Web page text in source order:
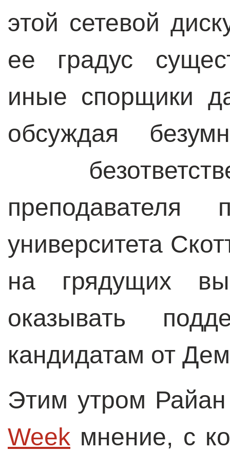
этой сетевой
ее градус
иные спорщики
обсуждая
преподавателя
университета
на грядущих
оказывать
кандидатам от
Этим утром
Week мнение, с